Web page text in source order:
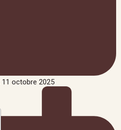
11 octobre 2025